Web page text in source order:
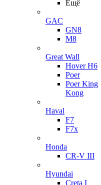
Ещё
GAC
GN8
M8
Great Wall
Hover H6
Poer
Poer King
Kong
Haval
F7
F7x
Honda
CR-V III
Hyundai
Creta I